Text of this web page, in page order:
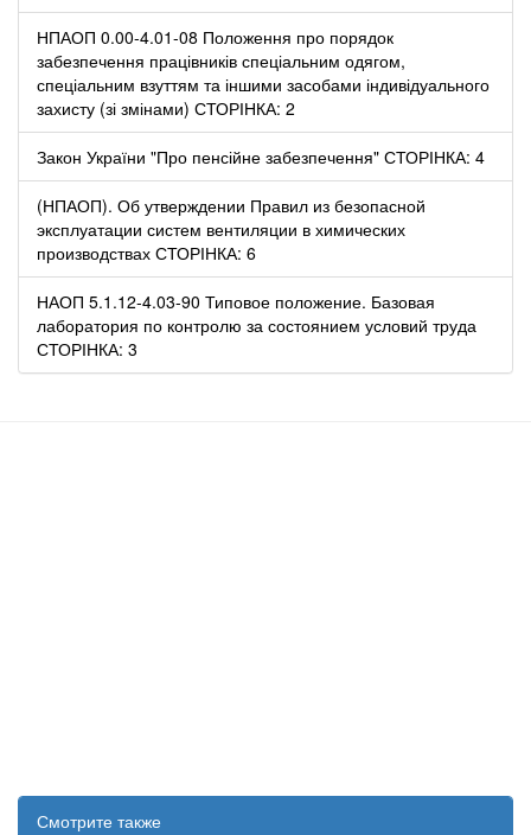
НПАОП 0.00-4.01-08 Положення про порядок
забезпечення працівників спеціальним одягом,
спеціальним взуттям та іншими засобами індивідуального
захисту (зі змінами) СТОРІНКА: 2
Закон України "Про пенсійне забезпечення" СТОРІНКА: 4
(НПАОП). Об утверждении Правил из безопасной
эксплуатации систем вентиляции в химических
производствах СТОРІНКА: 6
НАОП 5.1.12-4.03-90 Типовое положение. Базовая
лаборатория по контролю за состоянием условий труда
СТОРІНКА: 3
Смотрите также